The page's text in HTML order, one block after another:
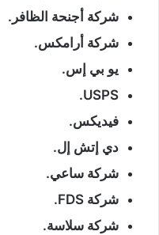
شركة أجنحة الظافر.
شركة أرامكس.
يو بي إس.
USPS.
فيديكس.
دي إتش إل.
شركة ساعي.
شركة FDS.
شركة سلاسة.